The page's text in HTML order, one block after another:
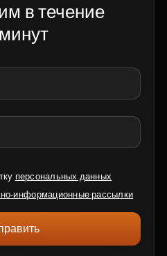
в течение
персональных данных
информационные рассылки